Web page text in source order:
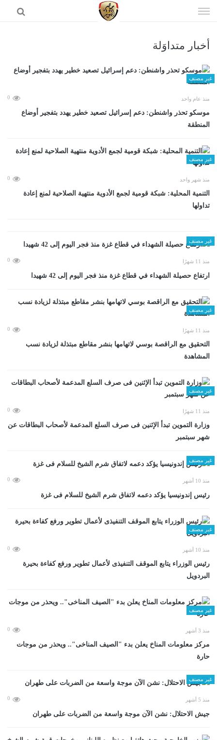
الى
أخبار متداوَلة
غير مصنف
منذ عام واحد 0
موسكو تحذر واشنطن: دعم إسرائيل تصعيد خطير يهدد بتفجير أوضاع
المنطقة
غير مصنف
منذ شهر واحد 0
التنمية المحلية: شبكة قومية لجمع الأدوية منتهية الصلاحية لمنع إعادة
تداولها
غير مصنف
منذ 11 شهرًا 0
ارتفاع حصيلة الشهداء في قطاع غزة منذ فجر اليوم إلى 42 شهيدا
غير مصنف
منذ 11 شهرًا 0
التحقيق مع الراقصة بوسي لاتهامها بنشر مقاطع مبتذلة لزيادة نسب
المشاهدة
غير مصنف
منذ 11 شهرًا 0
وزارة التموين تبدأ الإثنين فى صرف السلع المدعمة لأصحاب البطاقات عن
شهر سبتمبر
غير مصنف
منذ 10 أشهر 0
رئيس إندونيسيا يؤكد دعمه لاتفاق شرم الشيخ للسلام فى غزة
غير مصنف
منذ 10 أشهر 0
رئيس الوزراء يتابع الموقف التنفيذى لأعمال تطوير ورفع كفاءة بحيرة
البردويل
غير مصنف
منذ 3 أشهر 0
مركز معلومات المناخ يعلن بدء "الصيف المناخى".. ويحذر من موجات
حارة
غير مصنف
منذ 5 أشهر 0
جيش الاحتلال: نشن الآن موجة واسعة من الضربات على طهران